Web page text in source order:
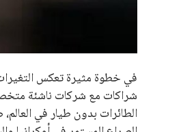
في خطوة مثيرة تعكس التغيرات
شراكات مع شركات ناشئة